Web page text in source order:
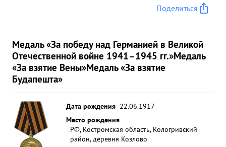
Поделиться
Медаль «За победу над Германией в Великой
Отечественной войне 1941–1945 гг.»Медаль
«За взятие Вены»Медаль «За взятие
Будапешта»
Дата рождения 22.06.1917
Место рождения
РФ, Костромская область, Кологривский
район, деревня Козлово